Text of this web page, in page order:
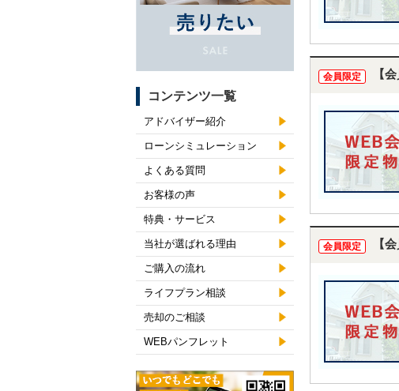
会員限定 【
会員限定 【
コンテンツ一覧
アドバイザー紹介
ローンシミュレーション
よくある質問
お客様の声
特典・サービス
当社が選ばれる理由
ご購入の流れ
ライフプラン相談
売却のご相談
WEBパンフレット